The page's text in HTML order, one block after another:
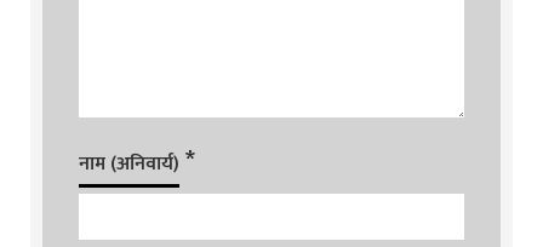
नाम (अनिवार्य) *